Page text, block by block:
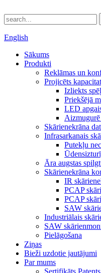
English
Sākums
Produkti
Reklāmas un
Projicēts
Izliekts
Priekšējā
LED
Skārienekrāna
Infrasarkanais
Putekļu
Āra augstas
Skārienekrāna
IR
PCAP
PCAP
SAW
Industriālais
SAW
Pielāgošana
Ziņas
Bieži uzdotie jautājumi
Par mums
Sertifikāts Patents